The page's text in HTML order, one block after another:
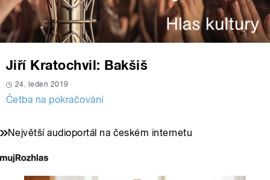
Jiří Kratochvil: Bakšiš
24. leden 2019
Četba na pokračování
Největší audioportál na českém internetu